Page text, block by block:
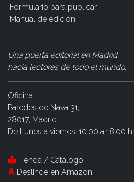
Formulario para publicar
Manual de edición
Una puerta editorial en Madrid
hacia lectores de todo el mundo.
Oficina:
Paredes de Nava 31,
28017, Madrid.
De Lunes a viernes, 10:00 a 18:00 h.
Tienda / Catálogo
Deslinde en Amazon